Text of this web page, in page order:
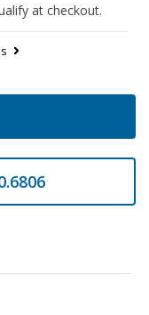
at checkout.